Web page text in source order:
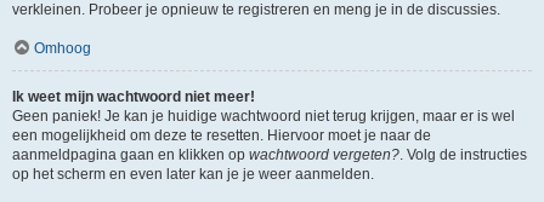
verkleinen. Probeer je opnieuw te registreren en meng je in de discussies.
Omhoog
Ik weet mijn wachtwoord niet meer!
Geen paniek! Je kan je huidige wachtwoord niet terug krijgen, maar er is wel
een mogelijkheid om deze te resetten. Hiervoor moet je naar de
aanmeldpagina gaan en klikken op wachtwoord vergeten?. Volg de instructies
op het scherm en even later kan je je weer aanmelden.